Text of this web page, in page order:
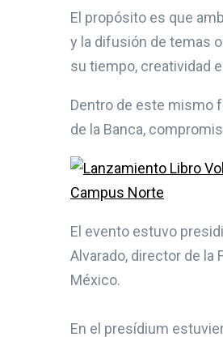
El propósito es que
y la difusión de temas
su tiempo, creatividad
Dentro de este mismo
de la Banca,
El evento estuvo
Alvarado, director de la
México.
En el presídium